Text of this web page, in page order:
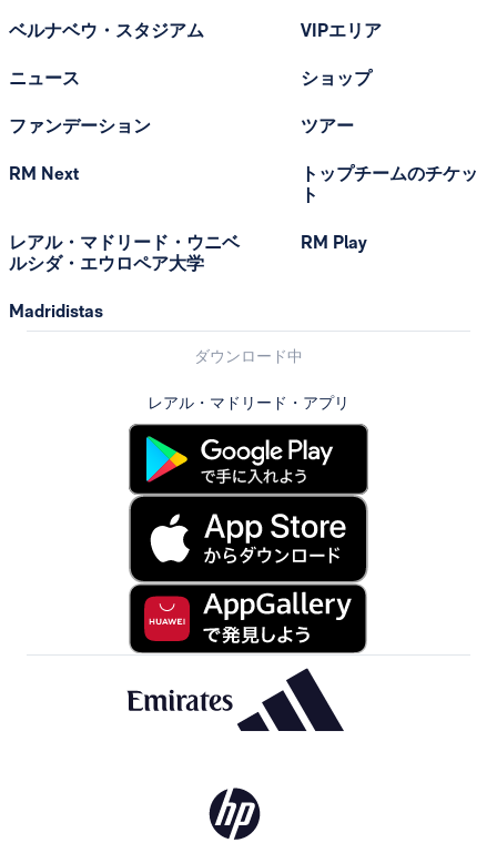
ベルナベウ・スタジアム
ニュース
ファンデーション
RM Next
レアル・マドリード・ウニベ
ルシダ・エウロペア大学
Madridistas
VIPエリア
ショップ
ツアー
トップチームのチケッ
ト
RM Play
ダウンロード中
レアル・マドリード・アプリ